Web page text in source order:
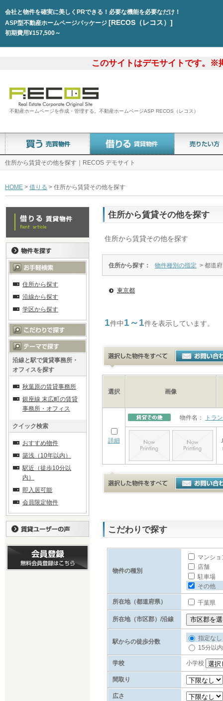
会社と物件を確実に美しくPRできる！必要な機能を必要なだけ！
ASP型不動産ホームページパッケージ [RECOS（レコス）]
初期費用¥157,500～
このサイトはデモサイトです。※
不動産ホームページを作成・管理する。不動産ホームページASP RECOS（レコス）
住所から賃貸その他を探す｜RECOS デモサイト
HOME > 借りる > 住所から賃貸その他を探す
住所から賃貸その他を探す
住所から賃貸その他を探す
住所から探す： 物件種別の指定 > 都道
東京都
1件中1～1件を表示しています。
選択 画像
詳細
物件名： トラ
こだわりで探す
物件の種別
マンショ
店舗
駐車場
その他
所在地（都道府県） 千葉県
所在地（市区郡）/沿線
駅からの徒歩分数
指定なし
15分以内
学校 小学校
間取り
広さ
住所から探す
沿線から探す
学区から探す
沿線と駅で賃貸事務所・
オフィスを探す
秋葉原の賃貸事務所
銀座線 末広町の賃貸
事務所・オフィス
クイック検索
おすすめ物件
築浅（10年以内）
駅近（徒歩10分以
内）
即入居可能
会員限定物件